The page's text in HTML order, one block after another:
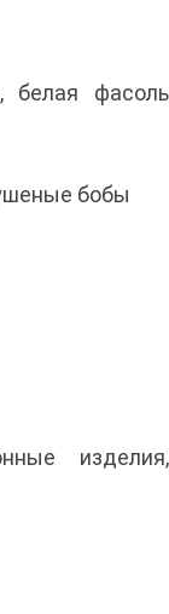
белая фасоль
бобы
изделия,